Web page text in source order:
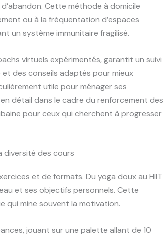
Cette méthode à domicile
ou à la fréquentation d’espaces
un système immunitaire fragilisé.
virtuels expérimentés, garantit un suivi
des conseils adaptés pour mieux
utile pour ménager ses
détail dans le cadre du renforcement des
pour ceux qui cherchent à progresser
diversité des cours
et de formats. Du yoga doux au HIIT
et ses objectifs personnels. Cette
qui mine souvent la motivation.
jouant sur une palette allant de 10